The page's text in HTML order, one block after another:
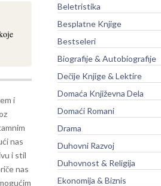
i
nas
i stil
nas
Beletristika
Besplatne Knjige
Bestseleri
Biografije & Autobiografije
Dečije Knjige & Lektire
Domaća Književna Dela
Domaći Romani
Drama
Duhovni Razvoj
Duhovnost & Religija
Ekonomija & Biznis